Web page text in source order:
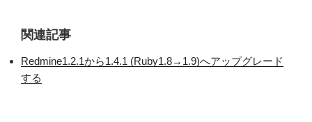
関連記事
Redmine1.2.1から1.4.1 (Ruby1.8→1.9)へアップグレード
する